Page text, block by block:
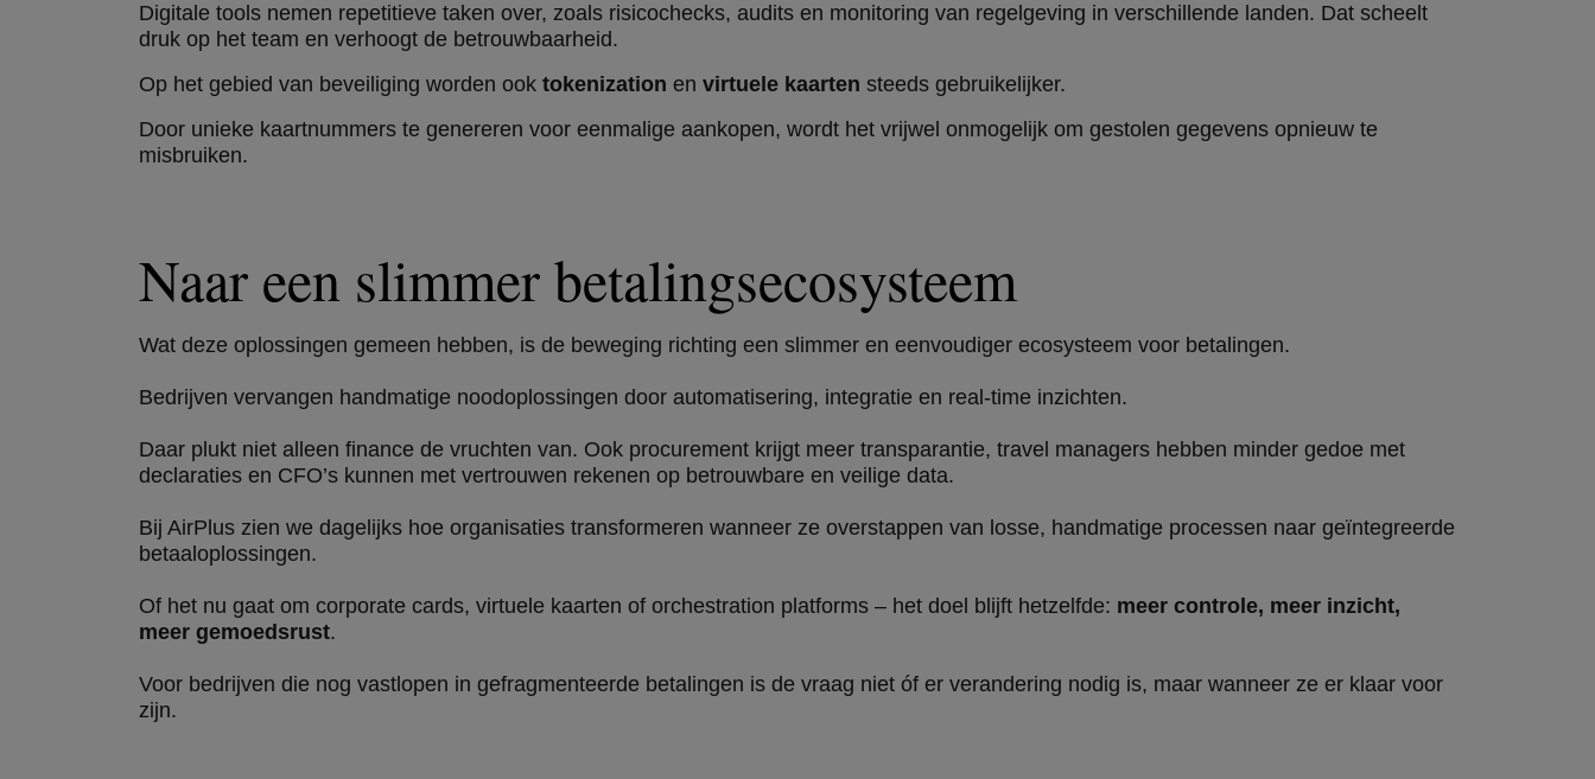
Digitale tools nemen repetitieve taken over, zoals risicochecks, audits en monitoring van regelgeving in verschillende landen. Dat scheelt
druk op het team en verhoogt de betrouwbaarheid.
Op het gebied van beveiliging worden ook tokenization en virtuele kaarten steeds gebruikelijker.
Door unieke kaartnummers te genereren voor eenmalige aankopen, wordt het vrijwel onmogelijk om gestolen gegevens opnieuw te
misbruiken.
Naar een slimmer betalingsecosysteem
Wat deze oplossingen gemeen hebben, is de beweging richting een slimmer en eenvoudiger ecosysteem voor betalingen.
Bedrijven vervangen handmatige noodoplossingen door automatisering, integratie en real-time inzichten.
Daar plukt niet alleen finance de vruchten van. Ook procurement krijgt meer transparantie, travel managers hebben minder gedoe met
declaraties en CFO’s kunnen met vertrouwen rekenen op betrouwbare en veilige data.
Bij AirPlus zien we dagelijks hoe organisaties transformeren wanneer ze overstappen van losse, handmatige processen naar geïntegreerde
betaaloplossingen.
Of het nu gaat om corporate cards, virtuele kaarten of orchestration platforms – het doel blijft hetzelfde: meer controle, meer inzicht,
meer gemoedsrust.
Voor bedrijven die nog vastlopen in gefragmenteerde betalingen is de vraag niet óf er verandering nodig is, maar wanneer ze er klaar voor
zijn.